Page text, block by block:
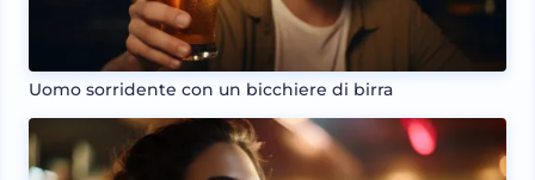
Uomo sorridente con un bicchiere di birra